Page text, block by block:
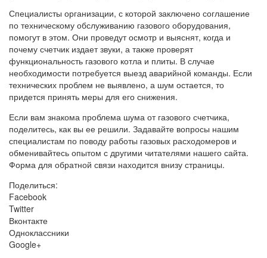
Специалисты организации, с которой заключено соглашение
по техническому обслуживанию газового оборудования,
помогут в этом. Они проведут осмотр и выяснят, когда и
почему счетчик издает звуки, а также проверят
функциональность газового котла и плиты. В случае
необходимости потребуется выезд аварийной команды. Если
технических проблем не выявлено, а шум остается, то
придется принять меры для его снижения.
Если вам знакома проблема шума от газового счетчика,
поделитесь, как вы ее решили. Задавайте вопросы нашим
специалистам по поводу работы газовых расходомеров и
обменивайтесь опытом с другими читателями нашего сайта.
Форма для обратной связи находится внизу страницы.
Поделиться:
Facebook
Twitter
Вконтакте
Одноклассники
Google+